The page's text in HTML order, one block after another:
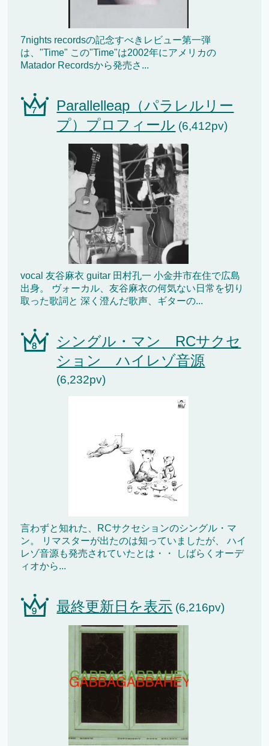
7nights recordsの記念すべきレビュー第一弾
は、"Time" この"Time"は2002年にアメリカの
Matador Recordsから発売さ...
Parallelleap（パラレルリー
プ）プロフィール (6,412pv)
vocal 友谷麻衣 guitar 田村孔一 小金井市在住で広島
出身。 ヴォーカル、友谷麻衣の何気ない日常を切り
取った歌詞と 深く澄んだ歌声、ギターの...
シングル・マン RCサクセ
ション ハイレゾ音源
(6,232pv)
言わずと知れた、RCサクセションのシングル・マ
ン。 リマスターが出たのは知っていましたが、 ハイ
レゾ音源も発売されていたとは・・ しばらくオーデ
ィオから...
最終更新日を表示 (6,216pv)